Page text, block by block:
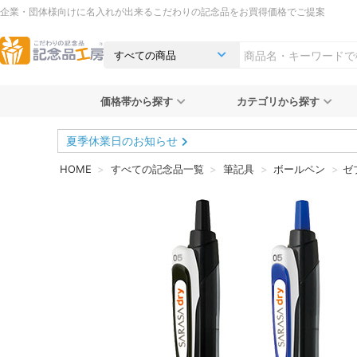
企業・団体様向けに名入れが出来るこだわりの記念品をお買得価格でご提案
価格帯から探す カテゴリから探す
夏季休業日のお知らせ
HOME すべての記念品一覧 筆記具 ボールペン ゼ